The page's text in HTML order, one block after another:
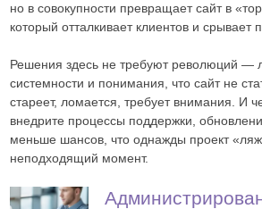
но в совокупности превращает сайт в
который отталкивает клиентов и срывает
Решения здесь не требуют революций —
системности и понимания, что сайт не
стареет, ломается, требует внимания. И
внедрите процессы поддержки,
меньше шансов, что однажды проект
неподходящий момент.